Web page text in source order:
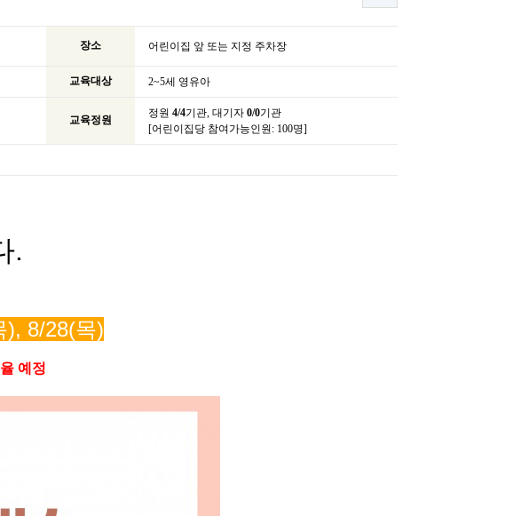
장소 어린이집 앞 또는 지정 주차장
교육대상 2~5세 영유아
교육정원
정원 4/4기관, 대기자 0/0기관
[어린이집당 참여가능인원: 100명]
.
), 8/28(목)
예정